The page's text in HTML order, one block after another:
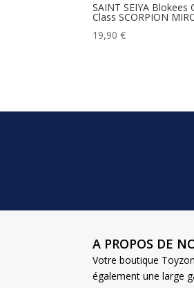
SAINT SEIYA Blokees
Class SCORPION
19,90€
A PROPOS DE
Votre boutique
également une large